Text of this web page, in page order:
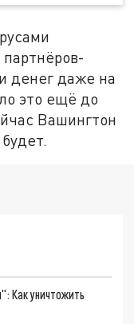
денег даже на
это ещё до
Вашингтон
Как уничтожить